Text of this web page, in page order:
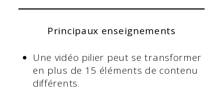
Principaux enseignements
Une vidéo pilier peut se transformer
en plus de 15 éléments de contenu
différents.